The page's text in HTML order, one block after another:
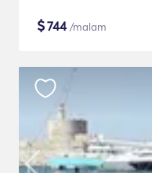
$744/malam